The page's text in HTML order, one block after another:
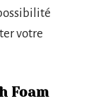
votre
Foam